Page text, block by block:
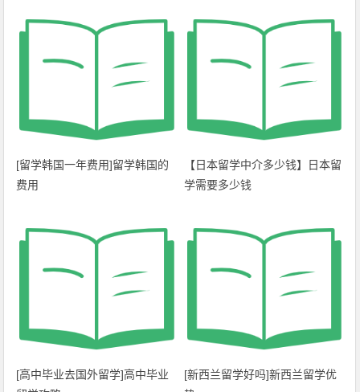
[留学韩国一年费用]留学韩国的
费用
【日本留学中介多少钱】日本留
学需要多少钱
[高中毕业去国外留学]高中毕业
[新西兰留学好吗]新西兰留学优